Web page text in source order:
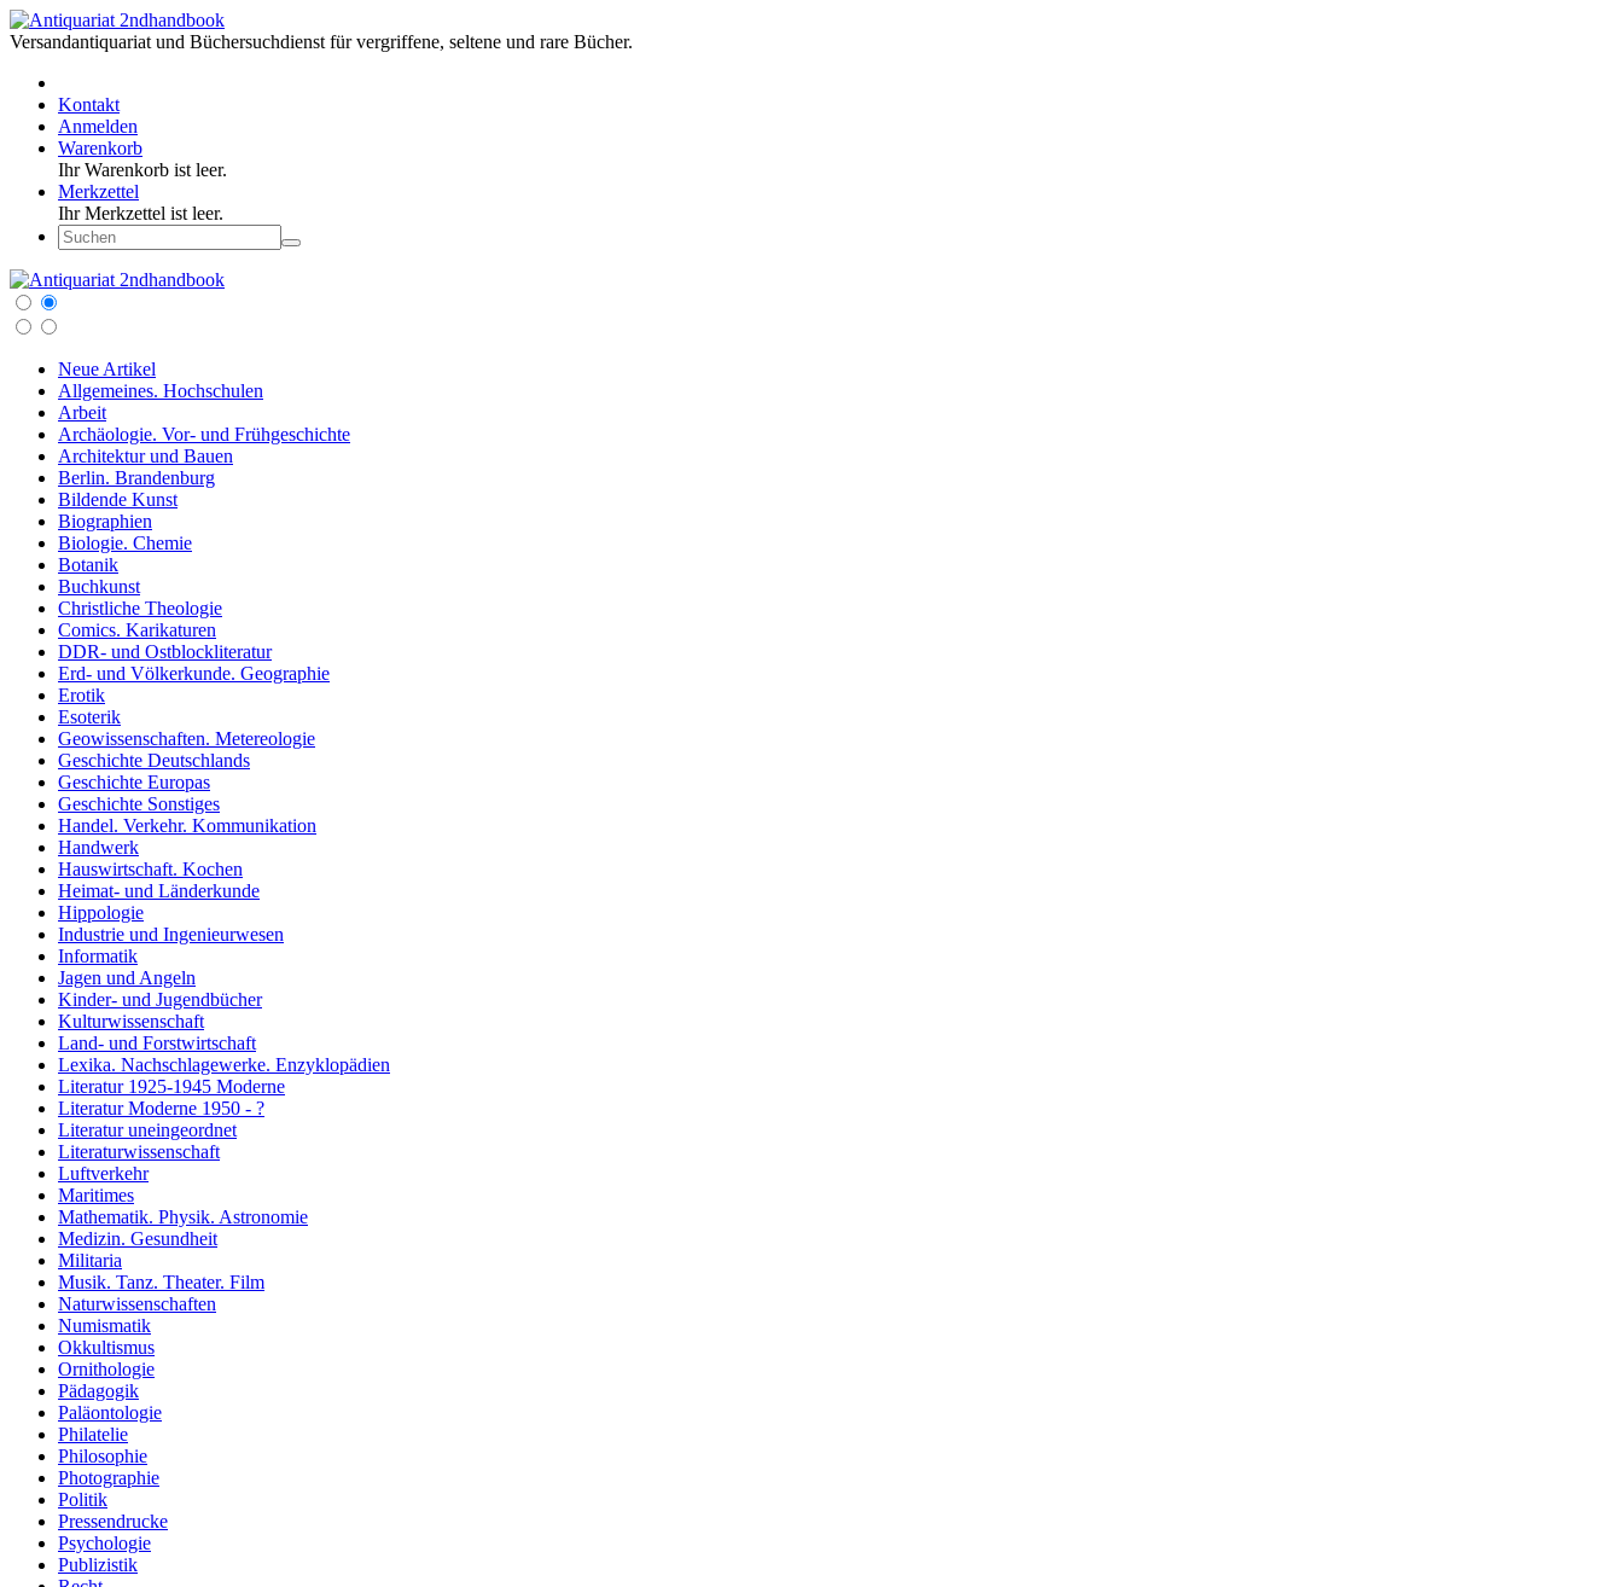
Versandantiquariat und Büchersuchdienst für vergriffene, seltene und rare Bücher.
Kontakt
Anmelden
Warenkorb
Ihr Warenkorb ist leer.
Merkzettel
Ihr Merkzettel ist leer.
Neue Artikel
Allgemeines. Hochschulen
Arbeit
Archäologie. Vor- und Frühgeschichte
Architektur und Bauen
Berlin. Brandenburg
Bildende Kunst
Biographien
Biologie. Chemie
Botanik
Buchkunst
Christliche Theologie
Comics. Karikaturen
DDR- und Ostblockliteratur
Erd- und Völkerkunde. Geographie
Erotik
Esoterik
Geowissenschaften. Metereologie
Geschichte Deutschlands
Geschichte Europas
Geschichte Sonstiges
Handel. Verkehr. Kommunikation
Handwerk
Hauswirtschaft. Kochen
Heimat- und Länderkunde
Hippologie
Industrie und Ingenieurwesen
Informatik
Jagen und Angeln
Kinder- und Jugendbücher
Kulturwissenschaft
Land- und Forstwirtschaft
Lexika. Nachschlagewerke. Enzyklopädien
Literatur 1925-1945 Moderne
Literatur Moderne 1950 - ?
Literatur uneingeordnet
Literaturwissenschaft
Luftverkehr
Maritimes
Mathematik. Physik. Astronomie
Medizin. Gesundheit
Militaria
Musik. Tanz. Theater. Film
Naturwissenschaften
Numismatik
Okkultismus
Ornithologie
Pädagogik
Paläontologie
Philatelie
Philosophie
Photographie
Politik
Pressendrucke
Psychologie
Publizistik